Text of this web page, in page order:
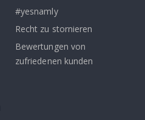
#yesnamly
Recht zu stornieren
Bewertungen von
zufriedenen kunden